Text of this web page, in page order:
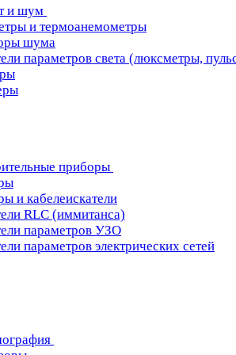
и шум
и термоанемометры
шума
параметров света (люксметры,
приборы
и кабелеискатели
RLC (иммитанса)
параметров УЗО
параметров электрических сетей